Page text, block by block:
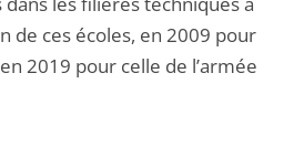
de ces écoles, en 2009 pour
2019 pour celle de l’armée